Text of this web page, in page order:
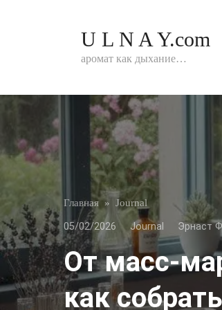
U L N A Y.com
аромат как дыхание…
Главная » Journal
05/02/2026 Journal Эрнаст
От масс-
как